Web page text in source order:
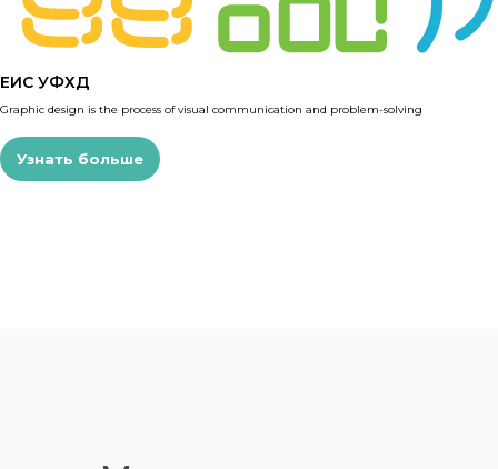
ЕИС УФХД
Graphic design is the process of visual communication and problem-solving
Узнать больше